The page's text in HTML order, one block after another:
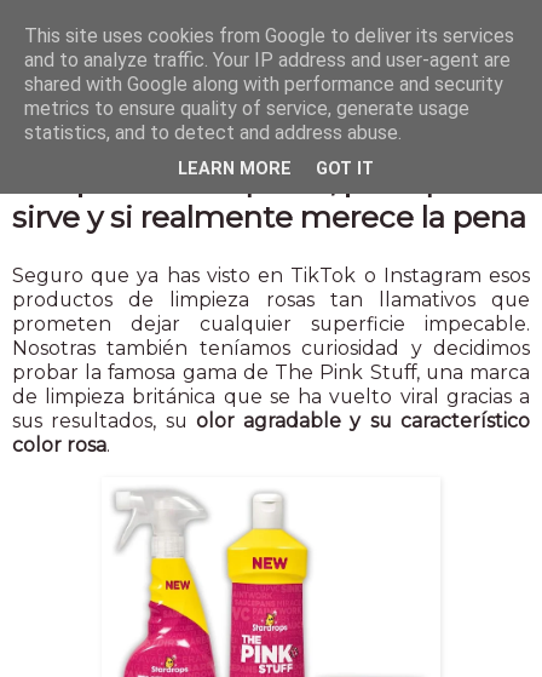
The pink Stuff: qué es, para qué
sirve y si realmente merece la pena
Seguro que ya has visto en TikTok o Instagram esos
productos de limpieza rosas tan llamativos que
prometen dejar cualquier superficie impecable.
Nosotras también teníamos curiosidad y decidimos
probar la famosa gama de The Pink Stuff, una marca
de limpieza británica que se ha vuelto viral gracias a
sus resultados, su olor agradable y su característico
color rosa.
This site uses cookies from Google to deliver its services
and to analyze traffic. Your IP address and user-agent are
shared with Google along with performance and security
metrics to ensure quality of service, generate usage
statistics, and to detect and address abuse.
LEARN MORE GOT IT